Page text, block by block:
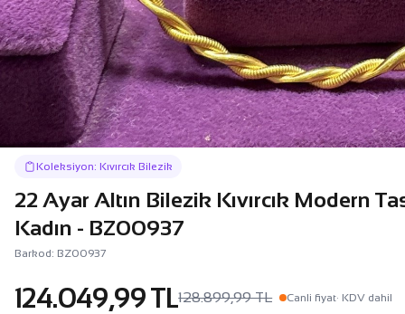
Koleksiyon: Kıvırcık Bilezik
22 Ayar Altın Bilezik Kıvırcık Modern
Kadın - BZ00937
Barkod: BZ00937
124.049,99 TL128.899,99 TL Canli fiyat· KDV dahil